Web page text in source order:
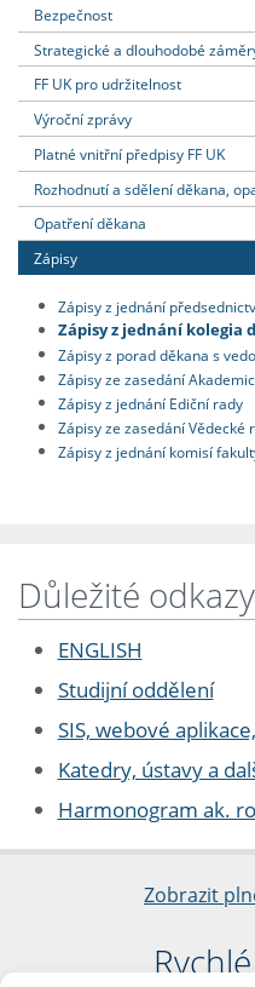
Bezpečnost
Strategické a dlouhodobé
FF UK pro udržitelnost
Výroční zprávy
Platné vnitřní předpisy FF UK
Rozhodnutí a sdělení děkana,
Opatření děkana
Zápisy
Zápisy z jednání
Zápisy z jednání kolegia
Zápisy z porad děkana s
Zápisy ze zasedání
Zápisy z jednání Ediční rady
Zápisy ze zasedání Vědecké
Zápisy z jednání komisí
Důležité odkazy
ENGLISH
Studijní oddělení
SIS, webové
Katedry, ústavy a
Harmonogram ak.
Zobrazit